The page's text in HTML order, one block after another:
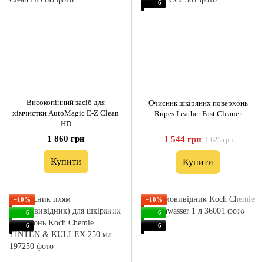
Високопінний засіб для
хімчистки AutoMagic E-Z Clean
HD
1 860 грн
Купити
6
Очисник шкіряних поверхонь
Rupes Leather Fast Cleaner
1 544 грн 1 625 грн
Купити
−10%
6
6
−10%
6
6